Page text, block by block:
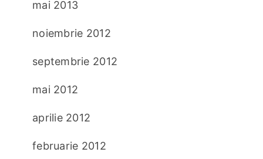
mai 2013
noiembrie 2012
septembrie 2012
mai 2012
aprilie 2012
februarie 2012